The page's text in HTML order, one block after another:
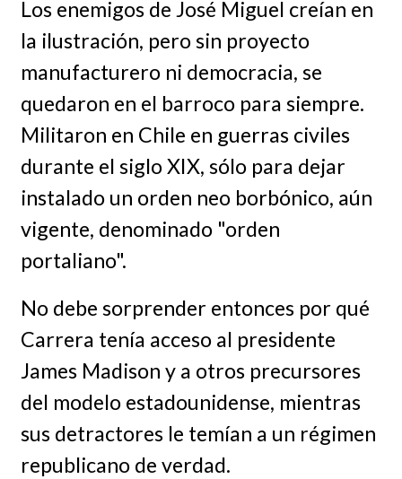
Los enemigos de José Miguel creían en
la ilustración, pero sin proyecto
manufacturero ni democracia, se
quedaron en el barroco para siempre.
Militaron en Chile en guerras civiles
durante el siglo XIX, sólo para dejar
instalado un orden neo borbónico, aún
vigente, denominado "orden
portaliano".
No debe sorprender entonces por qué
Carrera tenía acceso al presidente
James Madison y a otros precursores
del modelo estadounidense, mientras
sus detractores le temían a un régimen
republicano de verdad.